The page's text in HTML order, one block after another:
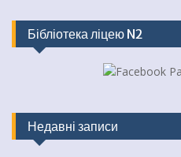
Бібліотека ліцею N2
Недавні записи